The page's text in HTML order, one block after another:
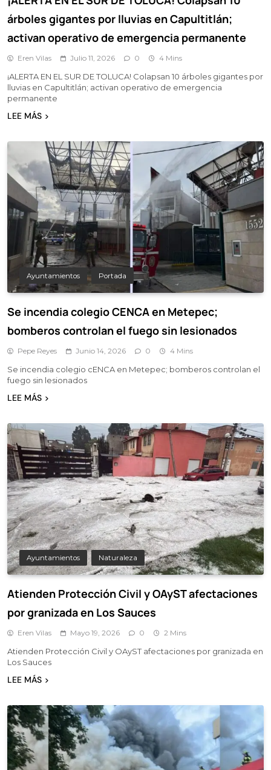
árboles gigantes por lluvias en Capultitlán;
activan operativo de emergencia permanente
Eren Vilas Julio 11, 2026 0 4 Mins
¡ALERTA EN EL SUR DE TOLUCA! Colapsan 10 árboles gigantes por
lluvias en Capultitlán; activan operativo de emergencia
permanente
LEE MÁS
Ayuntamientos Portada
Se incendia colegio CENCA en Metepec;
bomberos controlan el fuego sin lesionados
Pepe Reyes Junio 14, 2026 0 4 Mins
Se incendia colegio cENCA en Metepec; bomberos controlan el
fuego sin lesionados
LEE MÁS
Ayuntamientos Naturaleza
Atienden Protección Civil y OAyST afectaciones
por granizada en Los Sauces
Eren Vilas Mayo 19, 2026 0 2 Mins
Atienden Protección Civil y OAyST afectaciones por granizada en
Los Sauces
LEE MÁS